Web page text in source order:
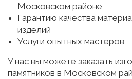
Московском районе
Гарантию качества
изделий
Услуги опытных мастеров
У нас вы можете заказать
памятников в Московском